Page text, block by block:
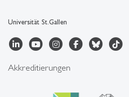
Universität St.Gallen
Akkreditierungen